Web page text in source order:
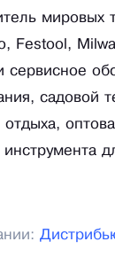
мировых
Festool,
сервисное
садовой
отдыха,